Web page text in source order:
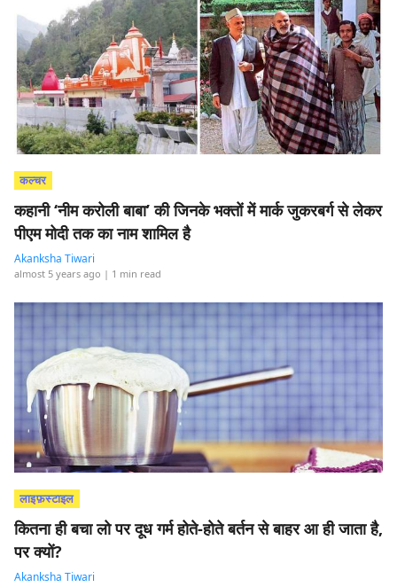
कल्चर
कहानी ‘नीम करोली बाबा’ की जिनके भक्तों में मार्क जुकरबर्ग से लेकर
पीएम मोदी तक का नाम शामिल है
Akanksha Tiwari
almost 5 years ago | 1 min read
लाइफ़स्टाइल
कितना ही बचा लो पर दूध गर्म होते-होते बर्तन से बाहर आ ही जाता है,
पर क्यों?
Akanksha Tiwari